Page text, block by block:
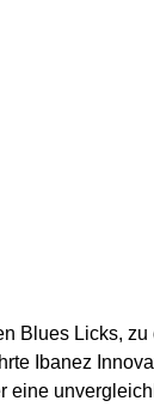
Blues Licks,
Ibanez